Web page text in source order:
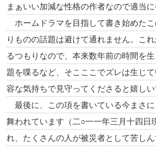
まぁいい加減な性格の作者なので適当に
ホームドラマを目指して書き始めた
りものの話題は避けて通れません。こ
るつもりなので、本来数年前の時間を
題を喋るなど、そこここでズレは生じ
容な気持ちで見守ってくださると嬉しい
最後に、この項を書いている今まさ
舞われています（二○一一年三月十四日
れ、たくさんの人が被災者として苦し